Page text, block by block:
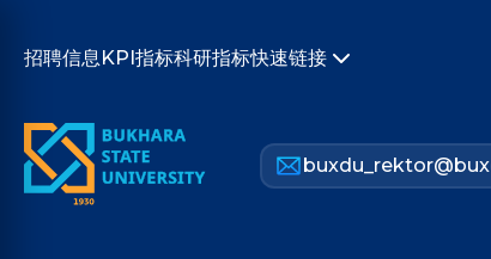
招聘信息KPI指标科研指标快速链接